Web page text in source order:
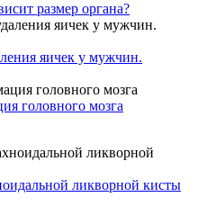
размер органа?
яичек у мужчин.
головного мозга
ликворной кисты